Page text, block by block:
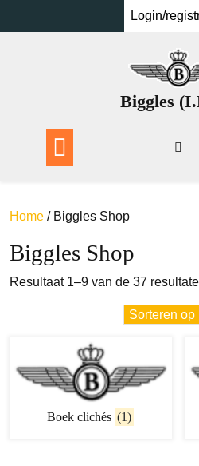
Login/
Biggles
Home / Biggles Shop
Biggles Shop
Resultaat 1–9 van de 37
Boek clichés (1)